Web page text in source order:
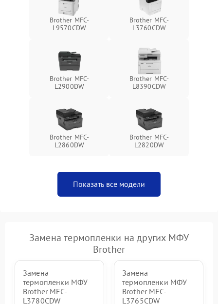
Brother MFC-
L9570CDW
Brother MFC-
L3760CDW
Brother MFC-
L2900DW
Brother MFC-
L8390CDW
Brother MFC-
L2860DW
Brother MFC-
L2820DW
Показать все модели
Замена термопленки на других МФУ
Brother
Замена
термопленки МФУ
Brother MFC-
L3780CDW
Замена
термопленки МФУ
Brother MFC-
L3765CDW